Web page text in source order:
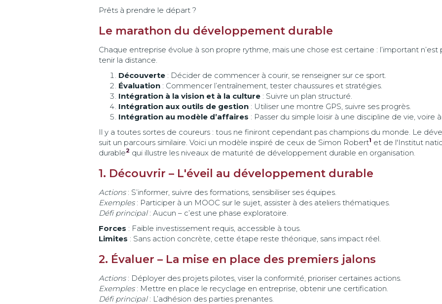
Prêts à prendre le départ ?
Le marathon du développement durable
Chaque entreprise évolue à son propre rythme, mais une chose est certaine : l’important n’est
tenir la distance.
Découverte: Décider de commencer à courir, se renseigner sur ce sport.
Évaluation: Commencer l’entraînement, tester chaussures et stratégies.
Intégration à la vision et à la culture: Suivre un plan structuré.
Intégration aux outils de gestion: Utiliser une montre GPS, suivre ses progrès.
Intégration au modèle d’affaires : Passer du simple loisir à une discipline de vie, voire
Il y a toutes sortes de coureurs : tous ne finiront cependant pas champions du monde. Le
suit un parcours similaire. Voici un modèle inspiré de ceux de Simon Robert1 et de l'Institut
durable2 qui illustre les niveaux de maturité de développement durable en organisation.
1. Découvrir – L'éveil au développement durable
Actions: S’informer, suivre des formations, sensibiliser ses équipes.
Exemples: Participer à un MOOC sur le sujet, assister à des ateliers thématiques.
Défi principal: Aucun – c’est une phase exploratoire.
Forces : Faible investissement requis, accessible à tous.
Limites : Sans action concrète, cette étape reste théorique, sans impact réel.
2. Évaluer – La mise en place des premiers jalons
Actions: Déployer des projets pilotes, viser la conformité, prioriser certaines actions.
Exemples: Mettre en place le recyclage en entreprise, obtenir une certification.
Défi principal: L’adhésion des parties prenantes.